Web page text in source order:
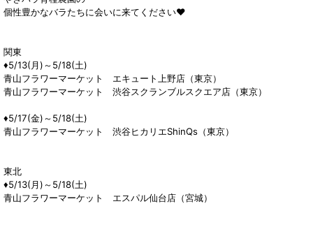
個性豊かなバラたちに会いに来てください♥
関東
♦5/13(月)～5/18(土)
青山フラワーマーケット エキュート上野店（東京）
青山フラワーマーケット 渋谷スクランブルスクエア店（東京）
♦5/17(金)～5/18(土)
青山フラワーマーケット 渋谷ヒカリエShinQs（東京）
東北
♦5/13(月)～5/18(土)
青山フラワーマーケット エスパル仙台店（宮城）